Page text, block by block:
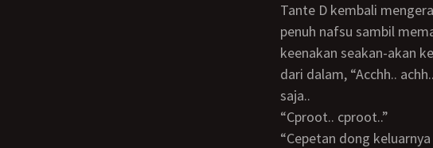
Tante D kembali mengerang, “Acchh.. ooacchh..” Kembali saya menghujam dengan
penuh nafsu sambil
keenakan seakan-akan
dari dalam, “Acchh..
saja..
“Cproot.. cproot..”
“Cepetan dong